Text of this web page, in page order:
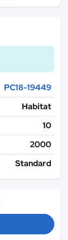
PC18-19449
Habitat
10
2000
Standard